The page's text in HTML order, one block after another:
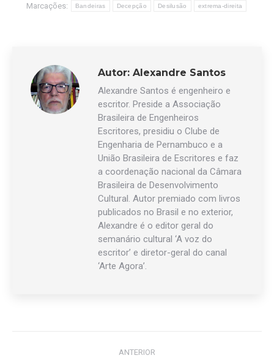
Marcações: Bandeiras Decepção Desilusão extrema-direita
Autor: Alexandre Santos
Alexandre Santos é engenheiro e
escritor. Preside a Associação
Brasileira de Engenheiros
Escritores, presidiu o Clube de
Engenharia de Pernambuco e a
União Brasileira de Escritores e faz
a coordenação nacional da Câmara
Brasileira de Desenvolvimento
Cultural. Autor premiado com livros
publicados no Brasil e no exterior,
Alexandre é o editor geral do
semanário cultural ‘A voz do
escritor’ e diretor-geral do canal
‘Arte Agora’.
NavegaçãoANTERIOR